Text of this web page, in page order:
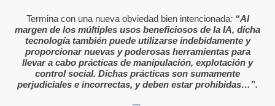
Termina con una nueva obviedad bien intencionada: “Al
margen de los múltiples usos beneficiosos de la IA, dicha
tecnología también puede utilizarse indebidamente y
proporcionar nuevas y poderosas herramientas para
llevar a cabo prácticas de manipulación, explotación y
control social. Dichas prácticas son sumamente
perjudiciales e incorrectas, y deben estar prohibidas…”.